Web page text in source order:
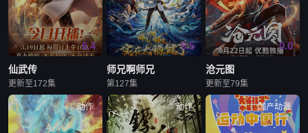
6.4
仙武传
更新至172集
6.5
师兄啊师兄
第127集
0.0
沧元图
更新至79集
动作 动作 国产动漫